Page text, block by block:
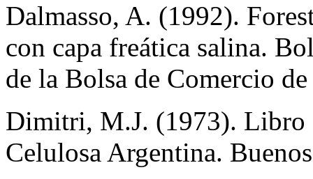
Dalmasso, A. (1992).
con capa freática salina.
de la Bolsa de Comercio
Dimitri, M.J. (1973). Libro
Celulosa Argentina.